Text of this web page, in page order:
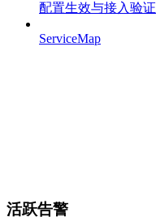
配置生效与接入验证
ServiceMap
活跃告警